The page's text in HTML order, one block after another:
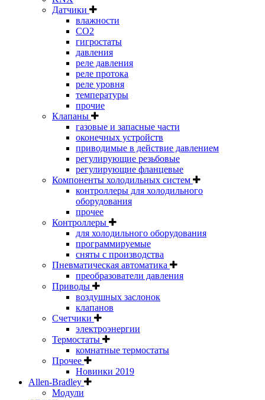
Датчики
влажности
CO2
гигростаты
давления
реле давления
реле протока
реле уровня
температуры
прочие
Клапаны
газовые и запасные части
оконечных устройств
приводимые в действие давлением
регулирующие резьбовые
регулирующие фланцевые
Компоненты холодильных систем
контроллеры для холодильного
оборудования
прочее
Контроллеры
для холодильного оборудования
программируемые
сняты с производства
Пневматическая автоматика
преобразователи давления
Приводы
воздушных заслонок
клапанов
Счетчики
электроэнергии
Термостаты
комнатные термостаты
Прочее
Новинки 2019
Allen-Bradley
Модули